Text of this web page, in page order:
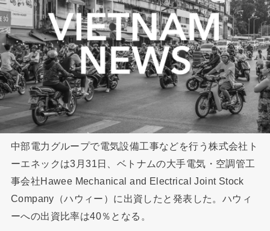
中部電力グループで電気設備工事などを行う株式会社ト
ーエネックは3月31日、ベトナムの大手電気・空調管工
事会社Hawee Mechanical and Electrical Joint Stock
Company（ハウィー）に出資したと発表した。ハウィ
ーへの出資比率は40％となる。